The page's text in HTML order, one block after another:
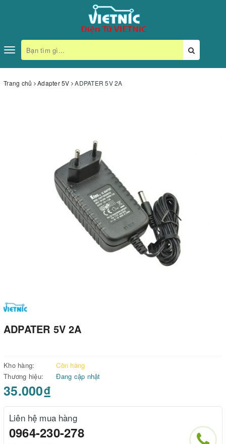
Toggle
navigation
Trang chủ Adapter 5V ADPATER 5V 2A
ADPATER 5V 2A
Kho hàng:
Còn hàng
Thương hiệu:
Đang cập nhật
35.000₫
Liên hệ mua hàng
0964-230-278